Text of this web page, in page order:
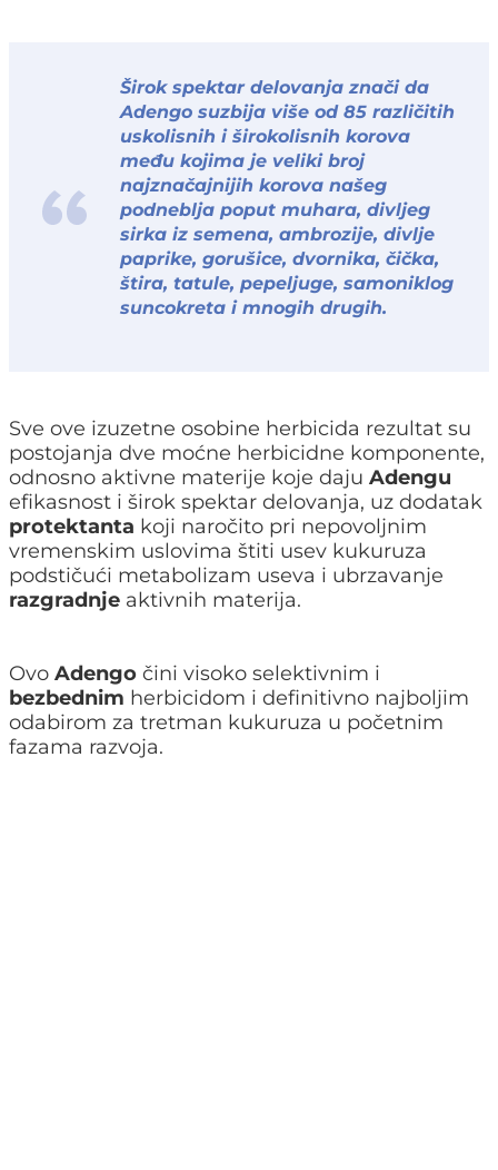
Širok spektar delovanja znači da
Adengo suzbija više od 85 različitih
uskolisnih i širokolisnih korova
među kojima je veliki broj
najznačajnijih korova našeg
podneblja poput muhara, divljeg
sirka iz semena, ambrozije, divlje
paprike, gorušice, dvornika, čička,
štira, tatule, pepeljuge, samoniklog
suncokreta i mnogih drugih.
Sve ove izuzetne osobine herbicida rezultat su
postojanja dve moćne herbicidne komponente,
odnosno aktivne materije koje daju Adengu
efikasnost i širok spektar delovanja, uz dodatak
protektanta koji naročito pri nepovoljnim
vremenskim uslovima štiti usev kukuruza
podstičući metabolizam useva i ubrzavanje
razgradnje aktivnih materija.
Ovo Adengo čini visoko selektivnim i
bezbednim herbicidom i definitivno najboljim
odabirom za tretman kukuruza u početnim
fazama razvoja.